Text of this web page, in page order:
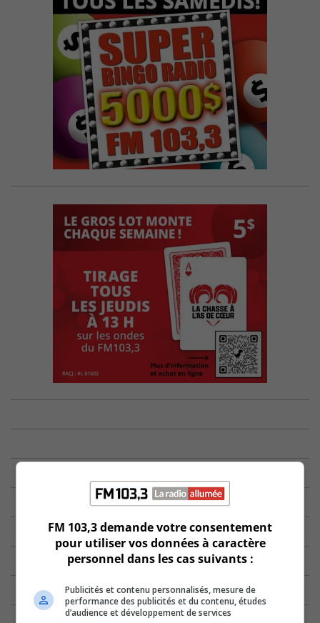
FM 103,3 demande votre consentement
pour utiliser vos données à caractère
personnel dans les cas suivants :
Publicités et contenu personnalisés, mesure de
performance des publicités et du contenu, études
d’audience et développement de services